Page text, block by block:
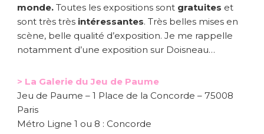
monde. Toutes les expositions sont gratuites et
sont très très intéressantes. Très belles mises en
scène, belle qualité d’exposition. Je me rappelle
notamment d’une exposition sur Doisneau…
> La Galerie du Jeu de Paume
Jeu de Paume – 1 Place de la Concorde – 75008
Paris
Métro Ligne 1 ou 8 : Concorde